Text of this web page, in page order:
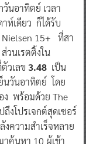
นอาทิตย์ เวลา
ห์เดียว ก็ได้รับ
Nielsen 15+ ที่สา
ส่วนเรตติ้งใน
วเลข 3.48 เป็น
นวันอาทิตย์ โดย
ง พร้อมด้วย The
งโปรเจกต์สุดเซอร์
งความสำเร็จหลาย
าค้นหา 10 ผู้เข้า